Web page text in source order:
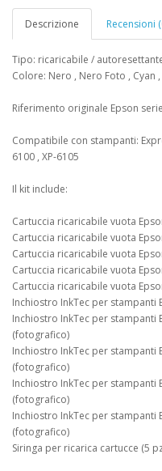
Descrizione Recensioni
Tipo: ricaricabile /
Colore: Nero , Nero Foto , Cyan
Riferimento originale Epson
Compatibile con stampanti:
6100 , XP-6105
Il kit include:
Cartuccia ricaricabile vuota
Cartuccia ricaricabile vuota
Cartuccia ricaricabile vuota
Cartuccia ricaricabile vuota
Cartuccia ricaricabile vuota
Inchiostro InkTec per stampanti
Inchiostro InkTec per stampanti
(fotografico)
Inchiostro InkTec per stampanti
(fotografico)
Inchiostro InkTec per stampanti
(fotografico)
Inchiostro InkTec per stampanti
(fotografico)
Siringa per ricarica cartucce (5